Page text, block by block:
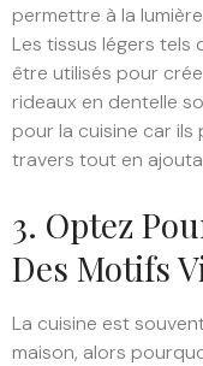
permettre à la
Les tissus légers tels
être utilisés pour
rideaux en dentelle
pour la cuisine car ils
travers tout en
3. Optez
Des Motifs
La cuisine est
maison, alors